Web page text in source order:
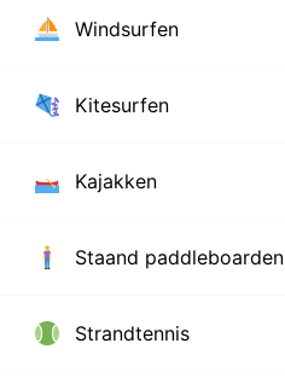
Windsurfen
Kitesurfen
Kajakken
Staand paddleboarden
Strandtennis